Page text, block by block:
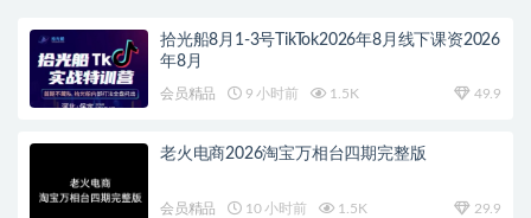
拾光船8月1-3号TikTok2026年8月线下课资2026
年8月
会员精品 9 小时前 1.5K 49.9
老火电商2026淘宝万相台四期完整版
会员精品 10 小时前 1.5K 29.9